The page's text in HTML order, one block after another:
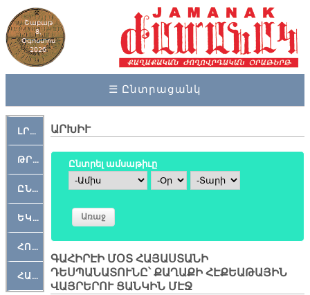
Շաբաթ
8,
Օգոստոս
2026
☰ Ընտրացանկ
ԼՐԱՀՈՍ
ԹՐՔԱՀԱՅ ԿԵԱՆՔ
ԸՆԿԵՐԱՄՇԱԿՈՒԹԱՅԻՆ
ԵԿԵՂԵՑԱԿԱՆ
ՀՈԳԵՄՏԱՒՈՐ
ՀԱՐԹԱԿ
ԱՐԽԻՒ
Ընտրել ամսաթիւը
Ամիս
Օր Տարի
ԳԱՀԻՐԷԻ ՄՕՏ ՀԱՅԱՍՏԱՆԻ
ԴԵՍՊԱՆԱՏՈՒՆԸ՝ ՔԱՂԱՔԻ ՀԷՔԵԱԹԱՅԻՆ
ՎԱՅՐԵՐՈՒ ՑԱՆԿԻՆ ՄԷՋ